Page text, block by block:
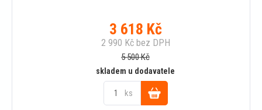
3 618 Kč
2 990 Kčbez DPH
5 500Kč
skladem u dodavatele
ks